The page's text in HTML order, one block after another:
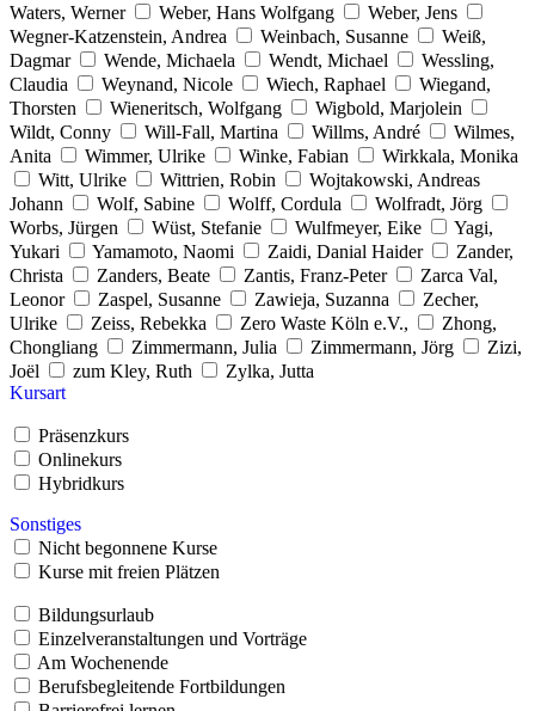
Waters, Werner
Weber, Hans Wolfgang
Weber, Jens
Wegner-Katzenstein, Andrea
Weinbach, Susanne
Weiß,
Dagmar
Wende, Michaela Wendt, Michael
Wessling,
Claudia
Weynand, Nicole Wiech, Raphael
Wiegand,
Thorsten
Wieneritsch, Wolfgang
Wigbold, Marjolein
Wildt, Conny
Will-Fall, Martina Willms, André
Wilmes,
Anita
Wimmer, Ulrike Winke, Fabian
Wirkkala, Monika
Witt, Ulrike
Wittrien, Robin
Wojtakowski, Andreas
Johann
Wolf, Sabine Wolff, Cordula
Wolfradt, Jörg
Worbs, Jürgen
Wüst, Stefanie Wulfmeyer, Eike
Yagi,
Yukari
Yamamoto, Naomi Zaidi, Danial Haider
Zander,
Christa
Zanders, Beate Zantis, Franz-Peter
Zarca Val,
Leonor
Zaspel, Susanne Zawieja, Suzanna
Zecher,
Ulrike
Zeiss, Rebekka Zero Waste Köln e.V.,
Zhong,
Chongliang
Zimmermann, Julia Zimmermann, Jörg
Zizi,
Joël
zum Kley, Ruth
Zylka, Jutta
Kursart
Präsenzkurs
Onlinekurs
Hybridkurs
Sonstiges
Nicht begonnene Kurse
Kurse mit freien Plätzen
Bildungsurlaub
Einzelveranstaltungen und Vorträge
Am Wochenende
Berufsbegleitende Fortbildungen